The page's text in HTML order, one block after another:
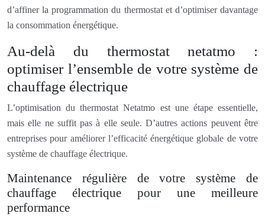
d’affiner la programmation du thermostat et d’optimiser davantage
la consommation énergétique.
Au-delà du thermostat netatmo :
optimiser l’ensemble de votre système de
chauffage électrique
L’optimisation du thermostat Netatmo est une étape essentielle,
mais elle ne suffit pas à elle seule. D’autres actions peuvent être
entreprises pour améliorer l’efficacité énergétique globale de votre
système de chauffage électrique.
Maintenance régulière de votre système de
chauffage électrique pour une meilleure
performance